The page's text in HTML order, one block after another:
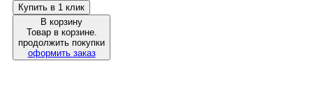
Купить в 1 клик
В корзину
Товар в корзине.
продолжить покупки
оформить заказ